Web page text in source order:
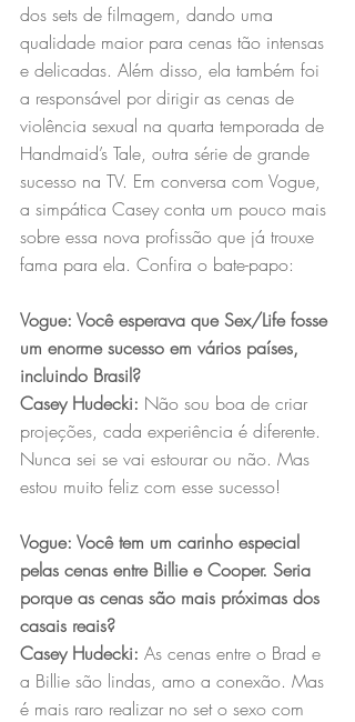
dos sets de filmagem, dando uma
qualidade maior para cenas tão intensas
e delicadas. Além disso, ela também foi
a responsável por dirigir as cenas de
violência sexual na quarta temporada de
Handmaid’s Tale, outra série de grande
sucesso na TV. Em conversa com Vogue,
a simpática Casey conta um pouco mais
sobre essa nova profissão que já trouxe
fama para ela. Confira o bate-papo:
Vogue: Você esperava que Sex/Life fosse
um enorme sucesso em vários países,
incluindo Brasil?
Casey Hudecki: Não sou boa de criar
projeções, cada experiência é diferente.
Nunca sei se vai estourar ou não. Mas
estou muito feliz com esse sucesso!
Vogue: Você tem um carinho especial
pelas cenas entre Billie e Cooper. Seria
porque as cenas são mais próximas dos
casais reais?
Casey Hudecki: As cenas entre o Brad e
a Billie são lindas, amo a conexão. Mas
é mais raro realizar no set o sexo com